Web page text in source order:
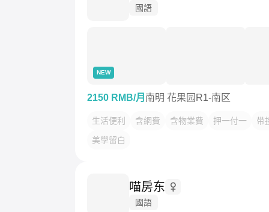
國語
NEW
2150 RMB/月 南明 花果园R1-南区
生活便利 含網費 含物業費 押一付一
带
美學留白
喵房东
國語